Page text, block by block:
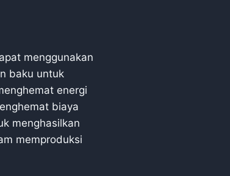
menggunakan
baku untuk
energi
biaya
menghasilkan
memproduksi